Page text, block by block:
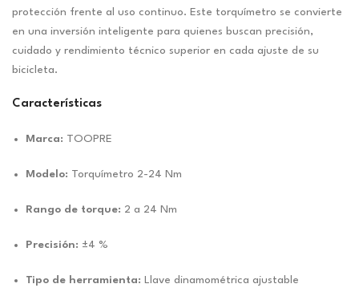
protección frente al uso continuo. Este torquímetro se convierte
en una inversión inteligente para quienes buscan precisión,
cuidado y rendimiento técnico superior en cada ajuste de su
bicicleta.
Características
Marca: TOOPRE
Modelo: Torquímetro 2-24 Nm
Rango de torque: 2 a 24 Nm
Precisión: ±4 %
Tipo de herramienta: Llave dinamométrica ajustable